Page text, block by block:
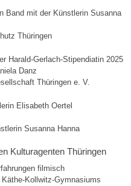
Band mit der Künstlerin Susanna
Thüringen
Harald-Gerlach-Stipendiatin 2025
Danz
Thüringen e. V.
Elisabeth Oertel
Susanna Hanna
Kulturagenten Thüringen
filmisch
Kollwitz-Gymnasiums